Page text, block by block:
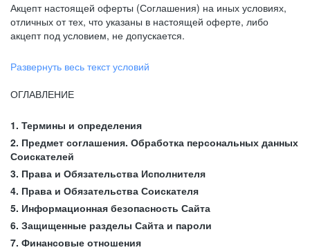
Акцепт настоящей оферты (Соглашения) на иных условиях,
отличных от тех, что указаны в настоящей оферте, либо
акцепт под условием, не допускается.
Развернуть весь текст условий
ОГЛАВЛЕНИЕ
1. Термины и определения
2. Предмет соглашения. Обработка персональных данных
Соискателей
3. Права и Обязательства Исполнителя
4. Права и Обязательства Соискателя
5. Информационная безопасность Сайта
6. Защищенные разделы Сайта и пароли
7. Финансовые отношения